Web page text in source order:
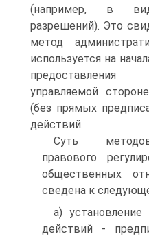
(например, в
разрешений). Это
метод
используется на
управляемой
(без прямых
действий.
Суть
правового
общественных
сведена к
а) установление
действий -